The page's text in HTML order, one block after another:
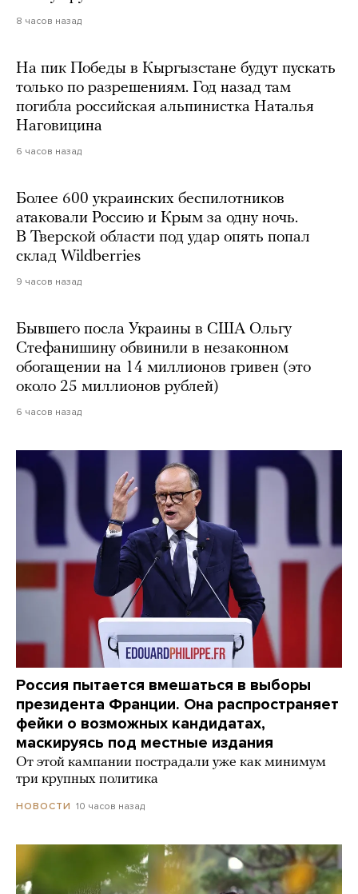
8 часов назад
На пик Победы в Кыргызстане будут пускать
только по разрешениям. Год назад там
погибла российская альпинистка Наталья
Наговицина
6 часов назад
Более 600 украинских беспилотников
атаковали Россию и Крым за одну ночь.
В Тверской области под удар опять попал
склад Wildberries
9 часов назад
Бывшего посла Украины в США Ольгу
Стефанишину обвинили в незаконном
обогащении на 14 миллионов гривен (это
около 25 миллионов рублей)
6 часов назад
Россия пытается вмешаться в выборы
президента Франции. Она распространяет
фейки о возможных кандидатах,
маскируясь под местные издания
От этой кампании пострадали уже как минимум
три крупных политика
НОВОСТИ 10 часов назад